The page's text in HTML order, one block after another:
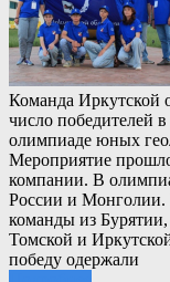
Команда Иркутской
число победителей
олимпиаде юных
Мероприятие
компании. В
России и Монголии.
команды из Бурятии,
Томской и
победу одержали